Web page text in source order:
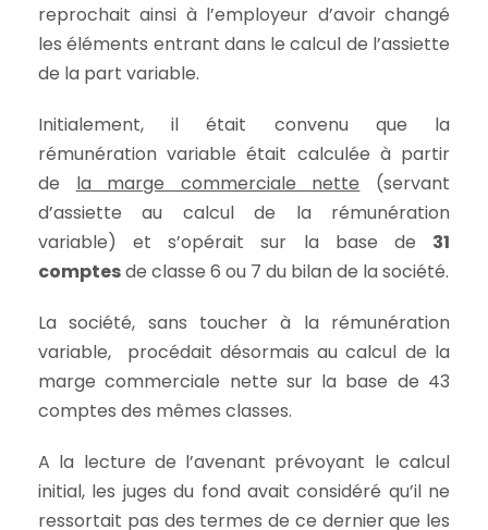
reprochait ainsi à l’employeur d’avoir changé
les éléments entrant dans le calcul de l’assiette
de la part variable.
Initialement, il était convenu que la
rémunération variable était calculée à partir
de la marge commerciale nette (servant
d’assiette au calcul de la rémunération
variable) et s’opérait sur la base de 31
comptesde classe 6 ou 7 du bilan de la société.
La société, sans toucher à la rémunération
variable, procédait désormais au calcul de la
marge commerciale nette sur la base de 43
comptes des mêmes classes.
A la lecture de l’avenant prévoyant le calcul
initial, les juges du fond avait considéré qu’il ne
ressortait pas des termes de ce dernier que les